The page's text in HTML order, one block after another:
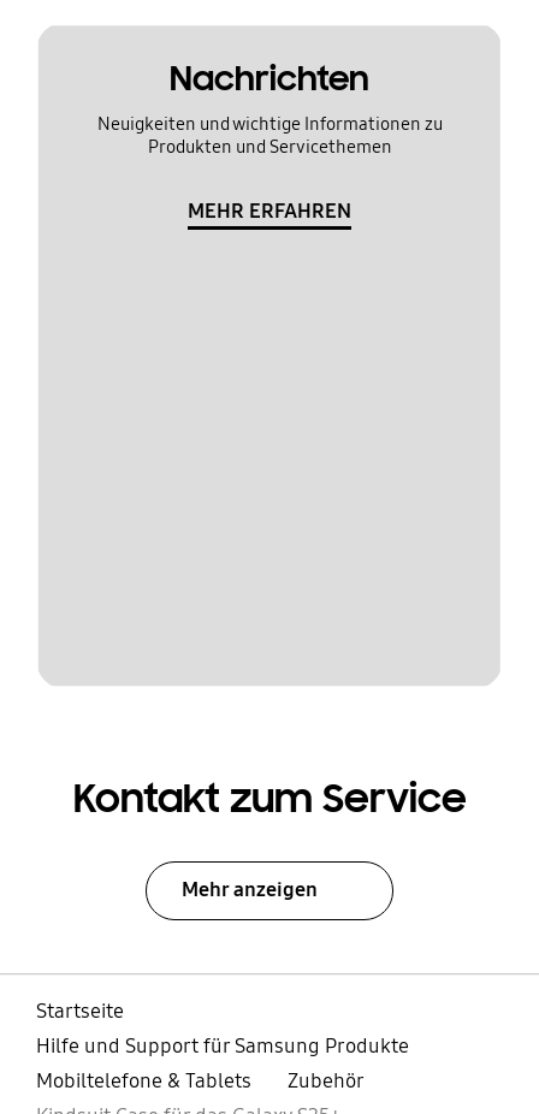
Nachrichten
Neuigkeiten und wichtige Informationen zu
Produkten und Servicethemen
MEHR ERFAHREN
Kontakt zum Service
Mehr anzeigen
Startseite
Hilfe und Support für Samsung Produkte
Mobiltelefone & Tablets
Zubehör